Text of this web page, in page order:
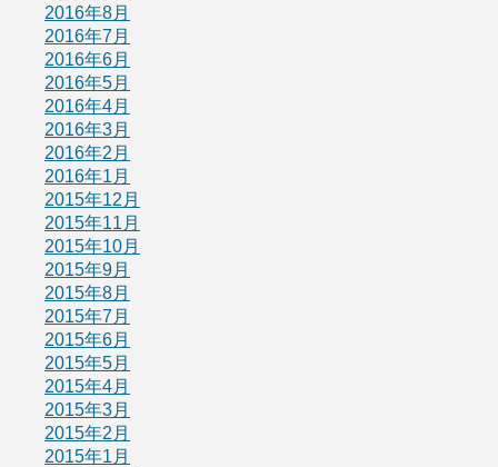
2016年8月
2016年7月
2016年6月
2016年5月
2016年4月
2016年3月
2016年2月
2016年1月
2015年12月
2015年11月
2015年10月
2015年9月
2015年8月
2015年7月
2015年6月
2015年5月
2015年4月
2015年3月
2015年2月
2015年1月